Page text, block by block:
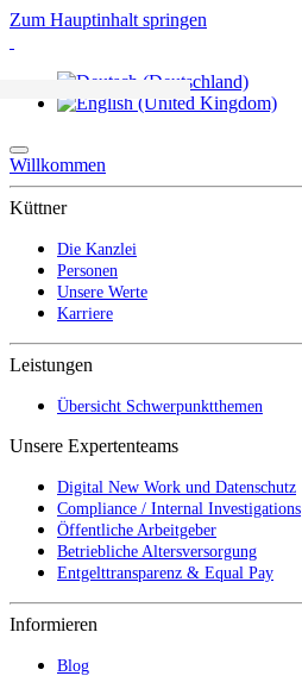
Zum Hauptinhalt springen
Willkommen
Küttner
Die Kanzlei
Personen
Unsere Werte
Karriere
Leistungen
Übersicht Schwerpunktthemen
Unsere Expertenteams
Digital New Work und Datenschutz
Compliance / Internal Investigations
Öffentliche Arbeitgeber
Betriebliche Altersversorgung
Entgelttransparenz & Equal Pay
Informieren
Blog